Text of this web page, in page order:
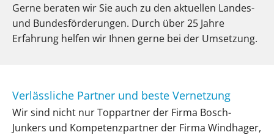
Gerne beraten wir Sie auch zu den aktuellen Landes-
und Bundesförderungen. Durch über 25 Jahre
Erfahrung helfen wir Ihnen gerne bei der Umsetzung.
Verlässliche Partner und beste Vernetzung
Wir sind nicht nur Toppartner der Firma Bosch-
Junkers und Kompetenzpartner der Firma Windhager,